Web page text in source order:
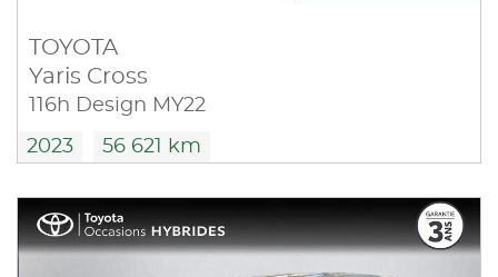
TOYOTA
Yaris Cross
116h Design MY22
2023 56 621 km